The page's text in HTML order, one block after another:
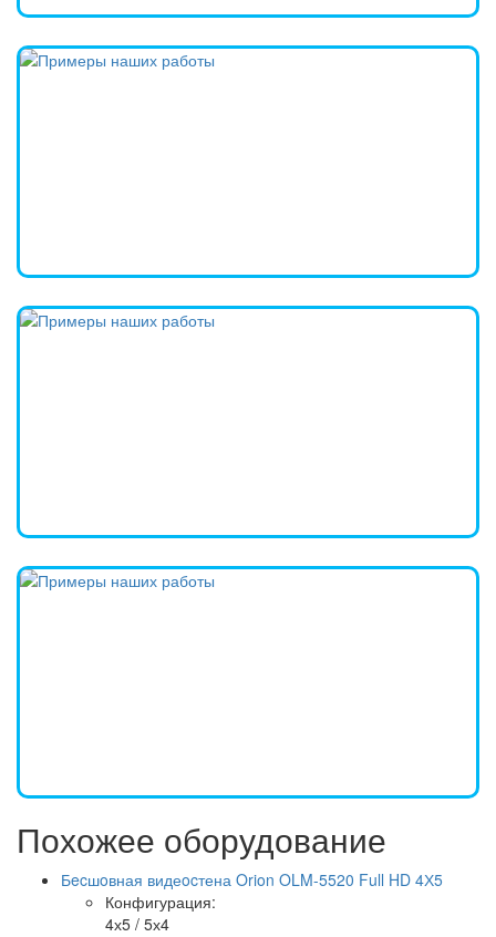
Похожее оборудование
Бecшoвная видеocтена Orion OLM-5520 Full HD 4Х5
Конфигурация:
4х5 / 5х4